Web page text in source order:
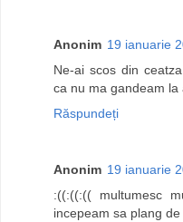
Anonim 19 ianuarie
Ne-ai scos din
ca nu ma gandeam la
Răspundeți
Anonim 19 ianuarie
:((:((:(( multumesc
incepeam sa plang